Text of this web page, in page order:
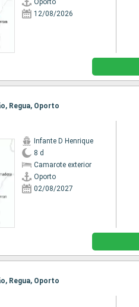
Oporto
12/08/2026
Regua, Oporto
Infante D Henrique
8 d
Camarote exterior
Oporto
02/08/2027
Regua, Oporto